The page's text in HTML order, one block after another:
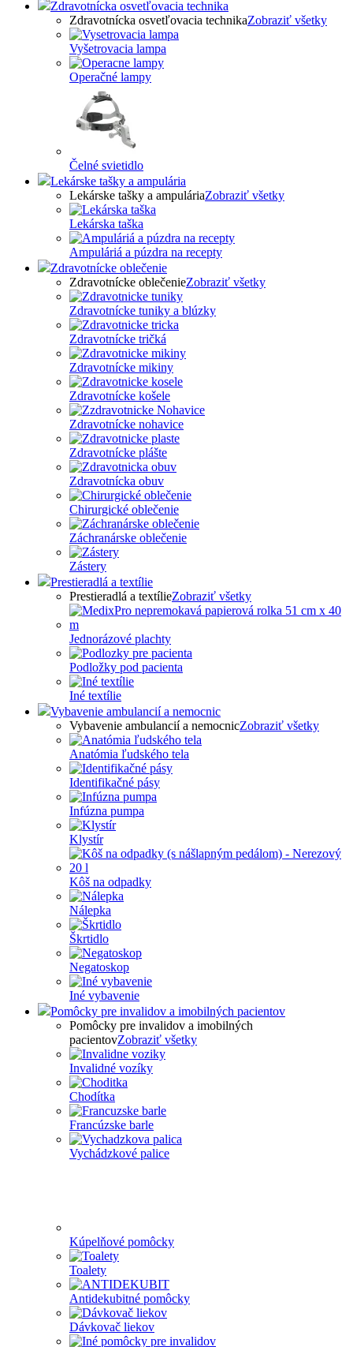
Zdravotnícka osvetľovacia technika
Zdravotnícka osvetľovacia technikaZobraziť všetky
Vyšetrovacia lampa
Operačné lampy
Čelné svietidlo
Lekárske tašky a ampulária
Lekárske tašky a ampuláriaZobraziť všetky
Lekárska taška
Ampuláriá a púzdra na recepty
Zdravotnícke oblečenie
Zdravotnícke oblečenieZobraziť všetky
Zdravotnícke tuniky a blúzky
Zdravotnícke tričká
Zdravotnícke mikiny
Zdravotnícke košele
Zdravotnícke nohavice
Zdravotnícke plášte
Zdravotnícka obuv
Chirurgické oblečenie
Záchranárske oblečenie
Zástery
Prestieradlá a textílie
Prestieradlá a textílieZobraziť všetky
Jednorázové plachty
Podložky pod pacienta
Iné textílie
Vybavenie ambulancií a nemocnic
Vybavenie ambulancií a nemocnicZobraziť všetky
Anatómia ľudského tela
Identifikačné pásy
Infúzna pumpa
Klystír
Kôš na odpadky
Nálepka
Škrtidlo
Negatoskop
Iné vybavenie
Pomôcky pre invalidov a imobilných pacientov
Pomôcky pre invalidov a imobilných
pacientovZobraziť všetky
Invalidné vozíky
Chodítka
Francúzske barle
Vychádzkové palice
Kúpelňové pomôcky
Toalety
Antidekubitné pomôcky
Dávkovač liekov